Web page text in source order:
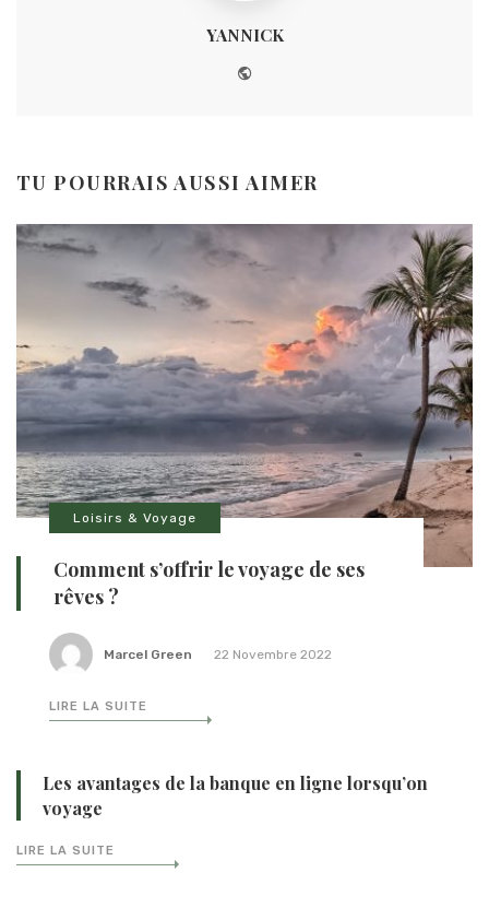
YANNICK
TU POURRAIS AUSSI AIMER
Loisirs & Voyage
Comment s’offrir le voyage de ses
rêves ?
Marcel Green 22 Novembre 2022
LIRE LA SUITE
Les avantages de la banque en ligne lorsqu’on
voyage
LIRE LA SUITE